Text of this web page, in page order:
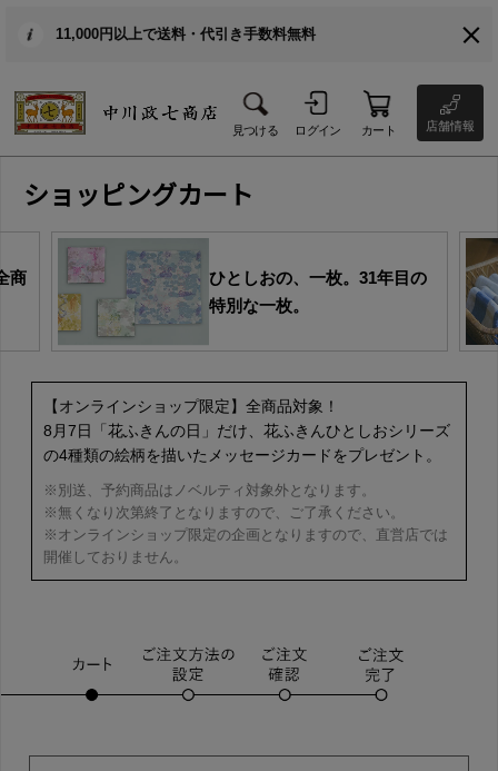
11,000円以上で送料・代引き手数料無料
見つける ログイン カート 店舗情報
ショッピングカート
商
ひとしおの、一枚。31年目の
特別な一枚。
【オンラインショップ限定】全商品対象！
8月7日「花ふきんの日」だけ、花ふきんひとしおシリーズ
の4種類の絵柄を描いたメッセージカードをプレゼント。
※別送、予約商品はノベルティ対象外となります。
※無くなり次第終了となりますので、ご了承ください。
※オンラインショップ限定の企画となりますので、直営店では
開催しておりません。